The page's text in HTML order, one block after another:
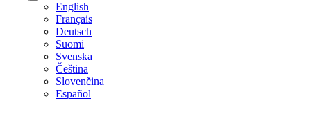
English
Français
Deutsch
Suomi
Svenska
Čeština
Slovenčina
Español